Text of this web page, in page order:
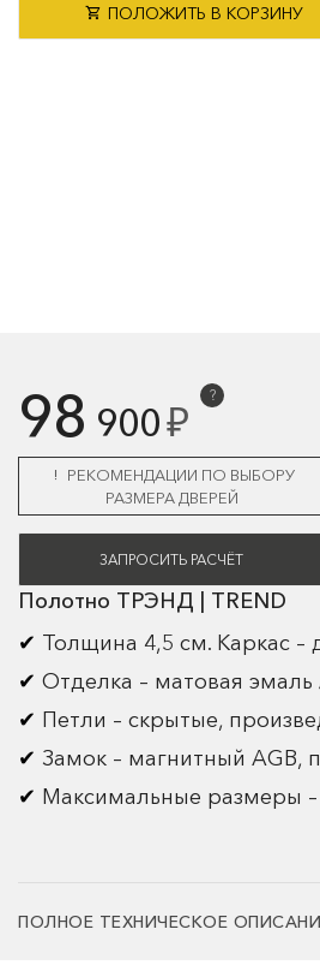
ПОЛОЖИТЬ В КОРЗИНУ
98 900₽
?
РЕКОМЕНДАЦИИ ПО ВЫБОРУ
РАЗМЕРА ДВЕРЕЙ
ЗАПРОСИТЬ РАСЧЁТ
Полотно ТРЭНД | TREND
Толщина 4,5 см. Каркас –
Отделка – матовая эмаль
Петли – скрытые,
Замок – магнитный AGB,
Максимальные размеры –
ПОЛНОЕ ТЕХНИЧЕСКОЕ